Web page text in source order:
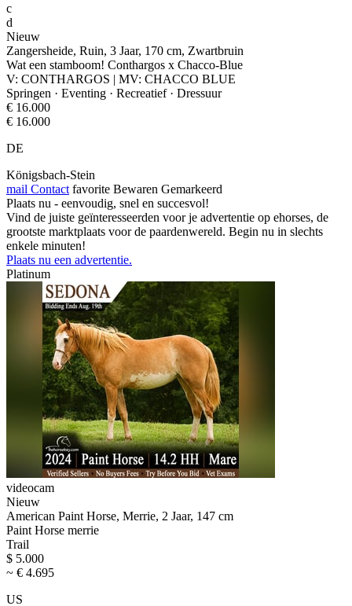
c
d
Nieuw
Zangersheide, Ruin, 3 Jaar, 170 cm, Zwartbruin
Wat een stamboom! Conthargos x Chacco-Blue
V: CONTHARGOS | MV: CHACCO BLUE
Springen · Eventing · Recreatief · Dressuur
€ 16.000
€ 16.000
DE
Königsbach-Stein
mail Contact favorite Bewaren Gemarkeerd
Plaats nu - eenvoudig, snel en succesvol!
Vind de juiste geïnteresseerden voor je advertentie op ehorses, de
grootste marktplaats voor de paardenwereld. Begin nu in slechts
enkele minuten!
Plaats nu een advertentie.
Platinum
videocam
Nieuw
American Paint Horse, Merrie, 2 Jaar, 147 cm
Paint Horse merrie
Trail
$ 5.000
~ € 4.695
US